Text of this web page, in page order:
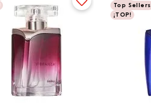
Top Sellers
¡TOP!